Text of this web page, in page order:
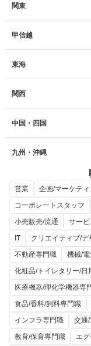
関東
甲信越
東海
関西
中国・四国
九州・沖縄
営業
企画/マーケテ
コーポレートスタッフ
小売販売/流通
サー
IT
クリエイティブ/デ
不動産専門職
機械/
化粧品/トイレタリー/日
医療機器/理化学機器専
食品/香料/飼料専門職
インフラ専門職
交通
教育/保育専門職
エ